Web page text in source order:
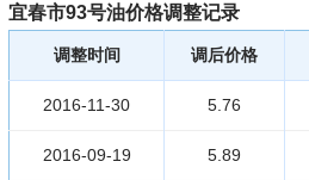
宜春市93号油价格调整记录
调整时间 调后价格
2016-11-30 5.76
2016-09-19 5.89